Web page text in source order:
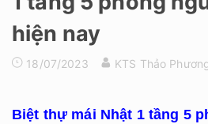
hiện nay
18/07/2023 KTS Thảo
Biệt thự mái Nhật 1 tầng 5